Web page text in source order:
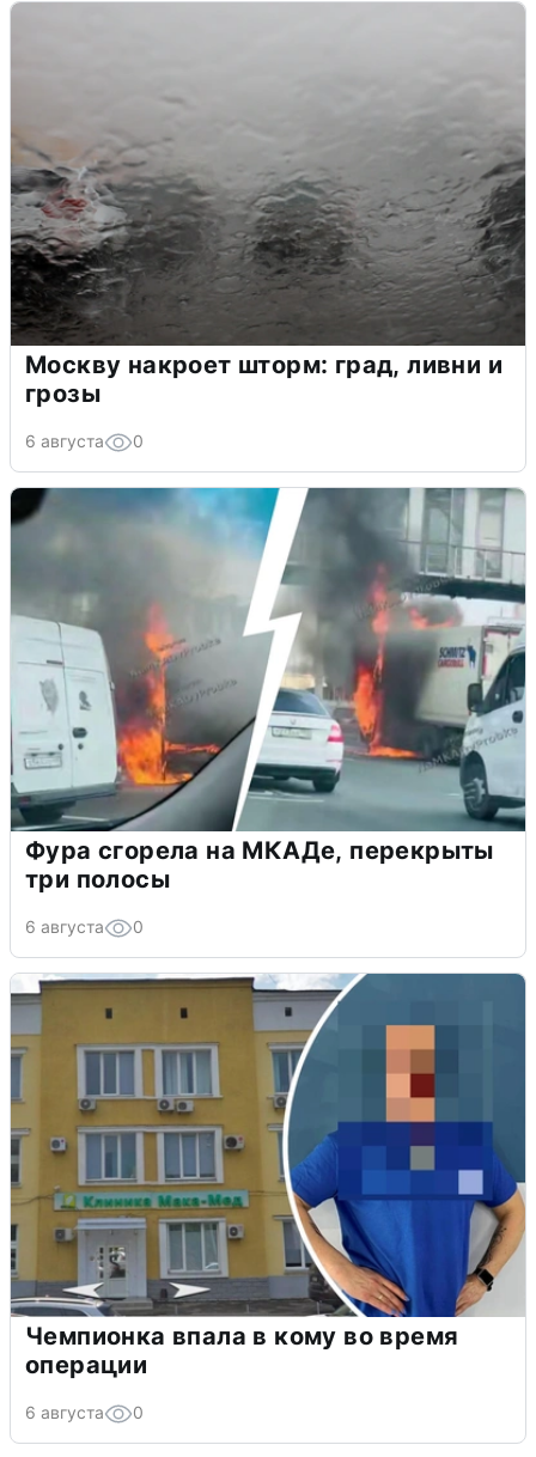
Москву накроет шторм: град, ливни и
грозы
6 августа 0
Фура сгорела на МКАДе, перекрыты
три полосы
6 августа 0
Чемпионка впала в кому во время
операции
6 августа 0